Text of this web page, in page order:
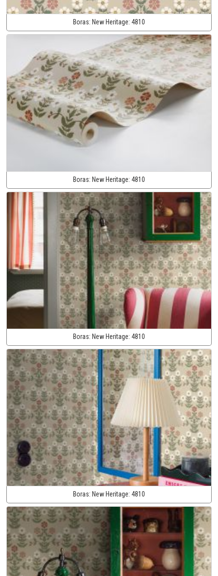
Boras: New Heritage: 4810
Boras: New Heritage: 4810
Boras: New Heritage: 4810
Boras: New Heritage: 4810